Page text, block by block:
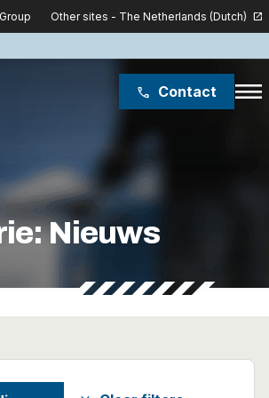
Other sites - The Netherlands (Dutch) open_in_new
phone Contact menu
Nieuws